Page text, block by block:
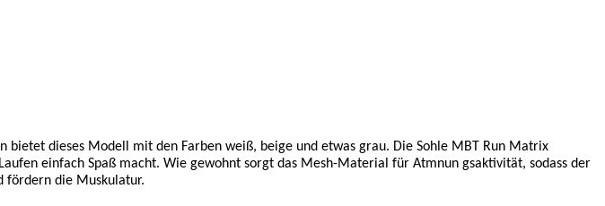
dieses Modell mit den Farben weiß, beige und etwas grau. Die Sohle MBT Run Matrix
einfach Spaß macht. Wie gewohnt sorgt das Mesh-Material für Atmnun gsaktivität, sodass der
fördern die Muskulatur.